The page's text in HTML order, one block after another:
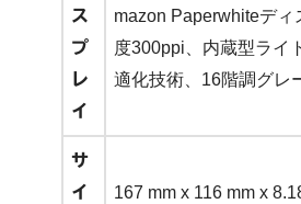
ス
プ
レ
イ
mazon Paperwhiteディ
度300ppi、内蔵型ライ
適化技術、16階調グレ
サ
イ
167 mm x 116 mm x